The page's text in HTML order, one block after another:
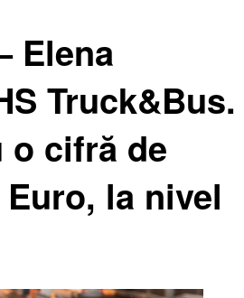
Elena
Truck&Bus.
o cifră de
la nivel